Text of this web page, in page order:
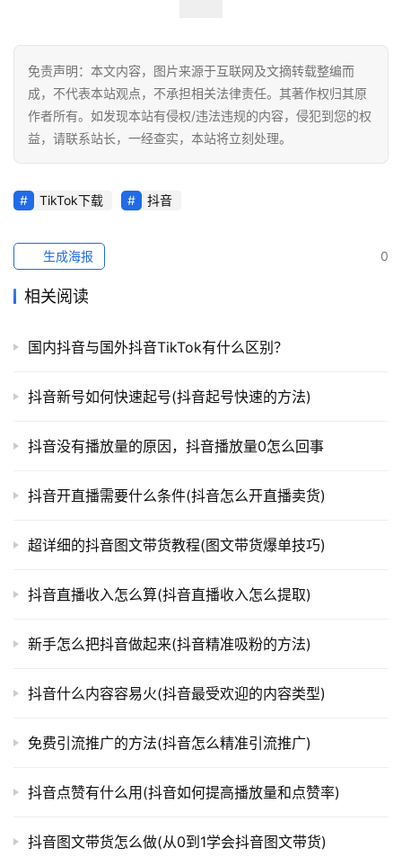
免责声明：本文内容，图片来源于互联网及文摘转载整编而
成，不代表本站观点，不承担相关法律责任。其著作权归其原
作者所有。如发现本站有侵权/违法违规的内容，侵犯到您的权
益，请联系站长，一经查实，本站将立刻处理。
TikTok下载 抖音
0
生成海报
相关阅读
国内抖音与国外抖音TikTok有什么区别？
抖音新号如何快速起号(抖音起号快速的方法)
抖音没有播放量的原因，抖音播放量0怎么回事
抖音开直播需要什么条件(抖音怎么开直播卖货)
超详细的抖音图文带货教程(图文带货爆单技巧)
抖音直播收入怎么算(抖音直播收入怎么提取)
新手怎么把抖音做起来(抖音精准吸粉的方法)
抖音什么内容容易火(抖音最受欢迎的内容类型)
免费引流推广的方法(抖音怎么精准引流推广)
抖音点赞有什么用(抖音如何提高播放量和点赞率)
抖音图文带货怎么做(从0到1学会抖音图文带货)